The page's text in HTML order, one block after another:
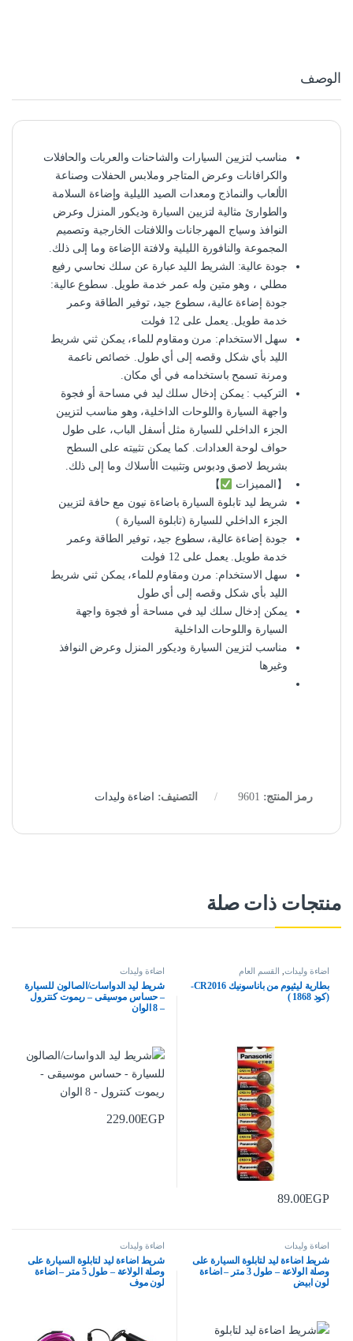
الوصف
مناسب لتزيين السيارات والشاحنات والعربات والحافلات
والكرافانات وعرض المتاجر وملابس الحفلات وصناعة
الألعاب والنماذج ومعدات الصيد الليلية وإضاءة السلامة
والطوارئ مثالية لتزيين السيارة وديكور المنزل وعرض
النوافذ وسياج المهرجانات واللافتات الخارجية وتصميم
المجموعة والنافورة الليلية ولافتة الإضاءة وما إلى ذلك.
جودة عالية: الشريط الليد عبارة عن سلك نحاسي رفيع
مطلي ، وهو متين وله عمر خدمة طويل. سطوع عالية:
جودة إضاءة عالية، سطوع جيد، توفير الطاقة وعمر
خدمة طويل. يعمل على 12 فولت
سهل الاستخدام: مرن ومقاوم للماء، يمكن ثني شريط
الليد بأي شكل وقصه إلى أي طول. خصائص ناعمة
ومرنة تسمح باستخدامه في أي مكان.
التركيب : يمكن إدخال سلك ليد في مساحة أو فجوة
واجهة السيارة واللوحات الداخلية، وهو مناسب لتزيين
الجزء الداخلي للسيارة مثل أسفل الباب، على طول
حواف لوحة العدادات. كما يمكن تثبيته على السطح
بشريط لاصق ودبوس وتثبيت الأسلاك وما إلى ذلك.
【المميزات
】
شريط ليد تابلوة السيارة باضاءة نيون مع حافة لتزيين
الجزء الداخلي للسيارة (تابلوة السيارة )
جودة إضاءة عالية، سطوع جيد، توفير الطاقة وعمر
خدمة طويل. يعمل على 12 فولت
سهل الاستخدام: مرن ومقاوم للماء، يمكن ثني شريط
الليد بأي شكل وقصه إلى أي طول
يمكن إدخال سلك ليد في مساحة أو فجوة واجهة
السيارة واللوحات الداخلية
مناسب لتزيين السيارة وديكور المنزل وعرض النوافذ
وغيرها
رمز المنتج: 9601 التصنيف: اضاءة وليدات
منتجات ذات صلة
اضاءة وليدات القسم العام
بطارية ليثيوم من باناسونيك CR2016-
(كود 1868 )
89.00EGP
اضاءة وليدات
شريط ليد الدواسات/الصالون للسيارة
– حساس موسيقى – ريموت كنترول
– 8 الوان
229.00EGP
اضاءة وليدات
شريط اضاءة ليد لتابلوة السيارة على
وصلة الولاعة – طول 3 متر – اضاءة
لون ابيض
اضاءة وليدات
شريط اضاءة ليد لتابلوة السيارة على
وصلة الولاعة – طول 5 متر – اضاءة
لون موف